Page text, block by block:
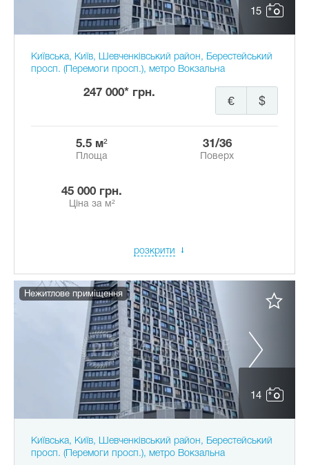
15
Київська, Київ, Шевченківський район, Берестейський
просп. (Перемоги просп.), метро Вокзальна
247 000* грн.
$
€
5.5 м²
Площа
31/36
Поверх
45 000 грн.
Ціна за м²
розкрити
14
Нежитлове приміщення
Київська, Київ, Шевченківський район, Берестейський
просп. (Перемоги просп.), метро Вокзальна